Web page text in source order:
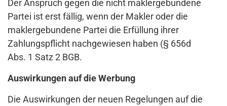
Der Anspruch gegen die nicht maklergebundene
Partei ist erst fällig, wenn der Makler oder die
maklergebundene Partei die Erfüllung ihrer
Zahlungspflicht nachgewiesen haben (§ 656d
Abs. 1 Satz 2 BGB.
Auswirkungen auf die Werbung
Die Auswirkungen der neuen Regelungen auf die